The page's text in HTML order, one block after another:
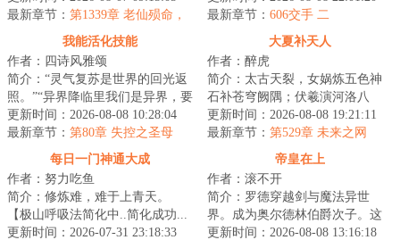
陷，阴差阳错地当...
最新章节： 第1339章 老仙殒命，
的世界，危机四伏...
最新章节： 606交手 二
我能活化技能
作者：四诗风雅颂
简介：“灵气复苏是世界的回光返
照。”“异界降临里我们是异界，要
降临到对面世界。““敌对的天命之
子个...
更新时间：2026-08-08 10:28:04
最新章节： 第80章 失控之圣母
大夏补天人
作者：醉虎
简介：太古天裂，女娲炼五色神
石补苍穹阙隅；伏羲演河洛八
卦，定地维之乱。然魔氛未绝，
遂有“补天阁”承...
更新时间：2026-08-08 19:21:11
最新章节： 第529章 未来之网
每日一门神通大成
作者：努力吃鱼
简介：修炼难，难于上青天。
【极山呼吸法简化中..简化成功...
极山呼吸法→呼吸!】陈斐深吸了
更新时间：2026-07-31 23:18:33
帝皇在上
作者：滚不开
简介：罗德穿越剑与魔法异世
界。成为奥尔德林伯爵次子。这
个世界异族林立，高地的蛮族、
更新时间：2026-08-08 13:16:18